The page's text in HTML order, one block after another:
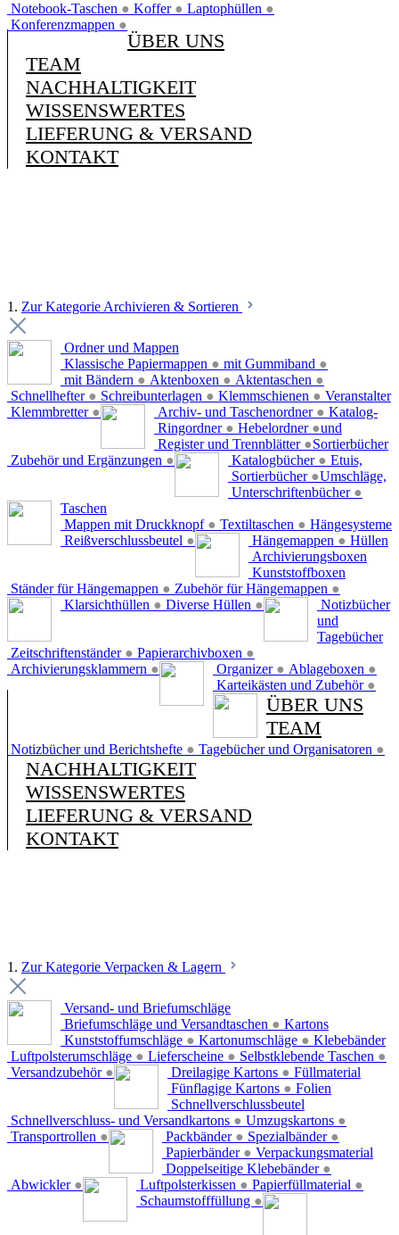
Notebook-Taschen ● Koffer ● Laptophüllen ●
Konferenzmappen ●
ÜBER UNS
TEAM
NACHHALTIGKEIT
WISSENSWERTES
LIEFERUNG & VERSAND
KONTAKT
1. Zur Kategorie Archivieren & Sortieren
Ordner und Mappen
Klassische Papiermappen ● mit Gummiband ●
mit Bändern ● Aktenboxen ● Aktentaschen ●
Schnellhefter ● Schreibunterlagen ● Klemmschienen ●
Klemmbretter ●
Veranstalter
Archiv- und Taschenordner ●
Ringordner ● Hebelordner ●
Register und Trennblätter ●
Zubehör und Ergänzungen ●
Katalog-
und
Sortierbücher
Katalogbücher ●
Sortierbücher ●
Unterschriftenbücher ●
Etuis,
Umschläge,
Taschen
Mappen mit Druckknopf ● Textiltaschen ●
Reißverschlussbeutel ●
Hängesysteme
Hängemappen ●
Ständer für Hängemappen ● Zubehör für Hängemappen ●
Hüllen
Klarsichthüllen ● Diverse Hüllen ●
Archivierungsboxen
Zeitschriftenständer ● Papierarchivboxen ●
Archivierungsklammern ●
Kunststoffboxen
Organizer ● Ablageboxen ●
Karteikästen und Zubehör ●
Notizbücher
und
Tagebücher
Notizbücher und Berichtshefte ● Tagebücher und Organisatoren ●
ÜBER UNS
TEAM
NACHHALTIGKEIT
WISSENSWERTES
LIEFERUNG & VERSAND
KONTAKT
1. Zur Kategorie Verpacken & Lagern
Versand- und Briefumschläge
Briefumschläge und Versandtaschen ●
Kunststoffumschläge ● Kartonumschläge ●
Luftpolsterumschläge ● Lieferscheine ● Selbstklebende Taschen ●
Versandzubehör ●
Kartons
Dreilagige Kartons ●
Fünflagige Kartons ●
Schnellverschluss- und Versandkartons ● Umzugskartons ●
Transportrollen ●
Klebebänder
Packbänder ● Spezialbänder ●
Papierbänder ●
Doppelseitige Klebebänder ●
Abwickler ●
Füllmaterial
Luftpolsterkissen ● Papierfüllmaterial ●
Schaumstofffüllung ●
Folien
Schnellverschlussbeutel
Verpackungsmaterial